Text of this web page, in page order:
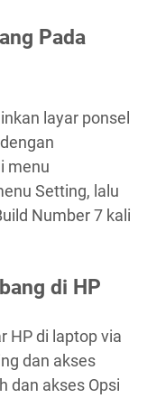
Pada
layar ponsel
menu
Setting, lalu
Number 7 kali
di HP
HP di laptop via
dan akses
dan akses Opsi